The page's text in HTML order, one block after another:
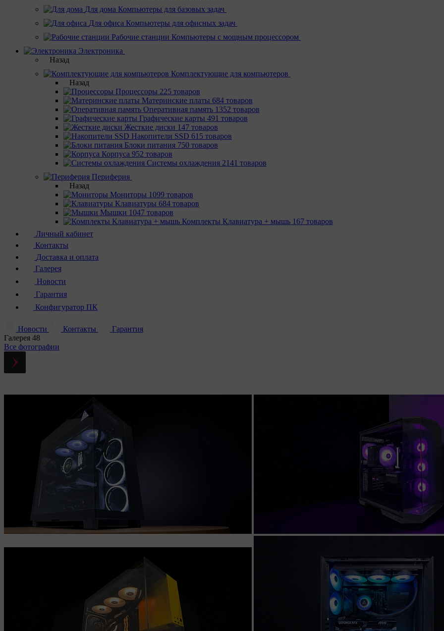
Для дома Компьютеры для базовых задач
Для офиса Компьютеры для офисных задач
Рабочие станции Компьютеры с мощным процессором
Электроника
Назад
Комплектующие для компьютеров
Назад
Процессоры 225 товаров
Материнcкие платы 684 товаров
Оперативная память 1352 товаров
Графические карты 491 товаров
Жесткие диски 147 товаров
Накопители SSD 615 товаров
Блоки питания 750 товаров
Корпуса 952 товаров
Системы охлаждения 2141 товаров
Периферия
Назад
Мониторы 1099 товаров
Клавиатуры 684 товаров
Мышки 1047 товаров
Комплекты Клавиатура + мышь 167 товаров
Личный кабинет
Контакты
Доставка и оплата
Галерея
Новости
Гарантия
Конфигуратор ПК
Новости Контакты
Гарантия
Галерея 48
Все фотографии